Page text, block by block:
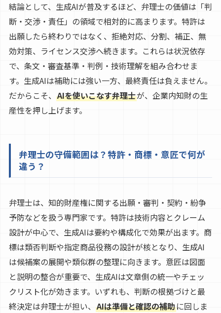
結論として、生成AIが普及するほど、弁理士の価値は「判
断・交渉・責任」の領域で相対的に高まります。特許は
出願したら終わりではなく、拒絶対応、分割、補正、無
効対策、ライセンス交渉へ続きます。これらは状況依存
で、条文・審査基準・判例・技術理解を組み合わせま
す。生成AIは補助には強い一方、最終責任は負えません。
だからこそ、 AIを使いこなす弁理士が、企業内知財の生
産性を押し上げます。
弁理士の守備範囲は？特許・商標・意匠で何が
違う？
弁理士は、知的財産権に関する出願・審判・契約・紛争
予防などを扱う専門家です。特許は技術内容とクレーム
設計が中心で、生成AIは要約や構成化で効果が出ます。商
標は類否判断や指定商品役務の設計が核となり、生成AI
は候補案の展開や類似群の整理に向きます。意匠は図面
と説明の整合が重要で、生成AIは文章側の統一やチェッ
クリスト化が効きます。いずれも、判断の根拠づけと最
終決定は弁理士が担い、 AIは準備と確認の補助に回しま